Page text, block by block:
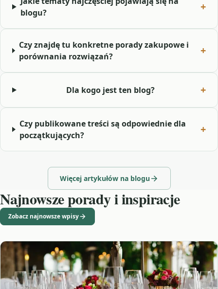
blogu?
Czy znajdę tu konkretne porady zakupowe i
porównania rozwiązań?
Dla kogo jest ten blog?
Czy publikowane treści są odpowiednie dla
początkujących?
Więcej artykułów na blogu
Najnowsze porady i inspiracje
Zobacz najnowsze wpisy